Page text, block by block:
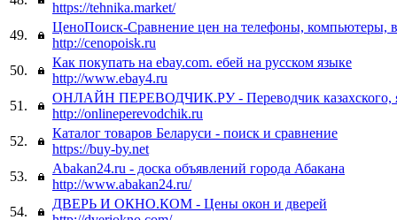
https://tehnika.market/
49.
ЦеноПоиск-Сравнение цен на телефоны, компьютеры,
http://cenopoisk.ru
50.
Как покупать на ebay.com. ебей на русском языке
http://www.ebay4.ru
51.
ОНЛАЙН ПЕРЕВОДЧИК.РУ - Переводчик казахского,
http://onlineperevodchik.ru
52.
Каталог товаров Беларуси - поиск и сравнение
https://buy-by.net
53.
Abakan24.ru - доска объявлений города Абакана
http://www.abakan24.ru/
54.
ДВЕРЬ И ОКНО.КОМ - Цены окон и дверей